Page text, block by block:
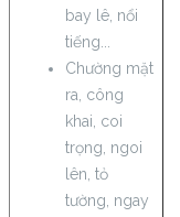
bay lê, nổi
tiếng...
Chường mặt
ra, công
khai, coi
trọng, ngoi
lên, tỏ
tường, ngay